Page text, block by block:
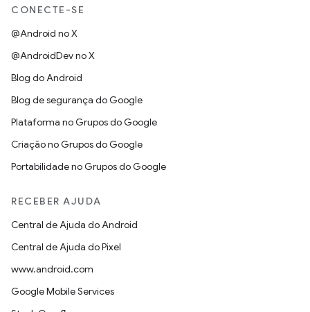
CONECTE-SE
@Android no X
@AndroidDev no X
Blog do Android
Blog de segurança do Google
Plataforma no Grupos do Google
Criação no Grupos do Google
Portabilidade no Grupos do Google
RECEBER AJUDA
Central de Ajuda do Android
Central de Ajuda do Pixel
www.android.com
Google Mobile Services